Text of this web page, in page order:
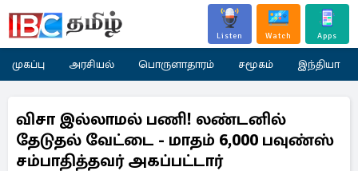
Listen Watch Apps
முகப்பு அரசியல் பொருளாதாரம் சமூகம் இந்தியா
விசா இல்லாமல் பணி! லண்டனில்
தேடுதல் வேட்டை - மாதம் 6,000 பவுண்ஸ்
சம்பாதித்தவர் அகப்பட்டார்